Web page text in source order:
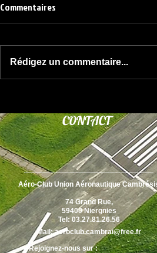
Commentaires
Rédigez un commentaire...
CONTACT
Aéro-Club Union Aéronautique
74 Grand Rue,
59400 Niergnies
Tel: 03.27.81.26.56
Mail:aeroclub.cambrai@free.fr
Rejoignez-nous sur :